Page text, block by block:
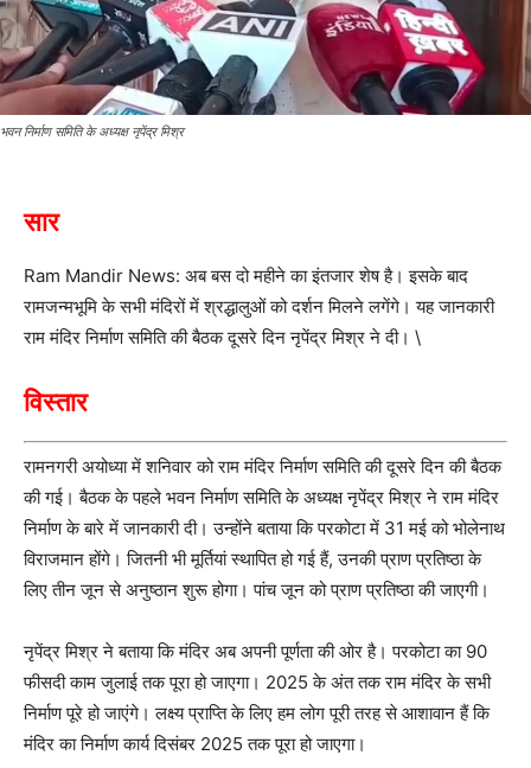
भवन निर्माण समिति के अध्यक्ष नृपेंद्र मिश्र
सार
Ram Mandir News: अब बस दो महीने का इंतजार शेष है। इसके बाद
रामजन्मभूमि के सभी मंदिरों में श्रद्धालुओं को दर्शन मिलने लगेंगे। यह जानकारी
राम मंदिर निर्माण समिति की बैठक दूसरे दिन नृपेंद्र मिश्र ने दी। \
विस्तार
रामनगरी अयोध्या में शनिवार को राम मंदिर निर्माण समिति की दूसरे दिन की बैठक
की गई। बैठक के पहले भवन निर्माण समिति के अध्यक्ष नृपेंद्र मिश्र ने राम मंदिर
निर्माण के बारे में जानकारी दी। उन्होंने बताया कि परकोटा में 31 मई को भोलेनाथ
विराजमान होंगे। जितनी भी मूर्तियां स्थापित हो गई हैं, उनकी प्राण प्रतिष्ठा के
लिए तीन जून से अनुष्ठान शुरू होगा। पांच जून को प्राण प्रतिष्ठा की जाएगी।
नृपेंद्र मिश्र ने बताया कि मंदिर अब अपनी पूर्णता की ओर है। परकोटा का 90
फीसदी काम जुलाई तक पूरा हो जाएगा। 2025 के अंत तक राम मंदिर के सभी
निर्माण पूरे हो जाएंगे। लक्ष्य प्राप्ति के लिए हम लोग पूरी तरह से आशावान हैं कि
मंदिर का निर्माण कार्य दिसंबर 2025 तक पूरा हो जाएगा।